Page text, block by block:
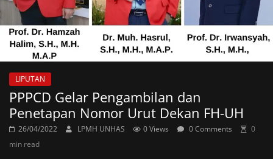
LIPUTAN
PPPCD Gelar Pengambilan dan
Penetapan Nomor Urut Dekan FH-UH
26/04/2022 LPMH UNHAS 0 Views 0 Comments
0
min read